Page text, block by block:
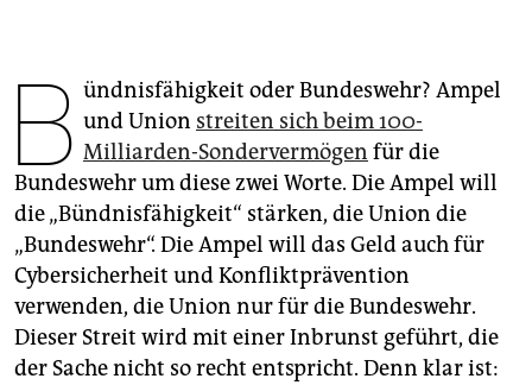
genossenschaft
epaper login
B ündnisfähigkeit oder Bundeswehr? Ampel
und Union streiten sich beim 100-
Milliarden-Sondervermögen für die
Bundeswehr um diese zwei Worte. Die Ampel will
die „Bündnisfähigkeit“ stärken, die Union die
„Bundeswehr“. Die Ampel will das Geld auch für
Cybersicherheit und Konfliktprävention
verwenden, die Union nur für die Bundeswehr.
Dieser Streit wird mit einer Inbrunst geführt, die
der Sache nicht so recht entspricht. Denn klar ist: